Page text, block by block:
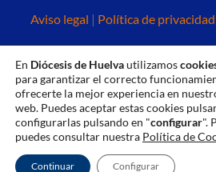
Aviso legal | Política de privacidad
En Diócesis de Huelvautilizamos
para garantizar el correcto
ofrecerte la mejor experiencia en
web. Puedes aceptar estas cookies
configurarlas pulsando en "configurar".
puedes consultar nuestra Política de
Continuar Configurar